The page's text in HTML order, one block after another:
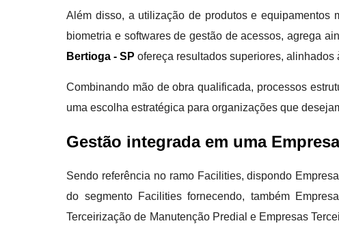
Além disso, a utilização de produtos e equipamentos
biometria e softwares de gestão de acessos, agrega
Bertioga - SP ofereça resultados superiores,
Combinando mão de obra qualificada, processos
uma escolha estratégica para organizações que
Gestão integrada em uma
Sendo referência no ramo Facilities, dispondo
do segmento Facilities fornecendo, também
Terceirização de Manutenção Predial e Empresas